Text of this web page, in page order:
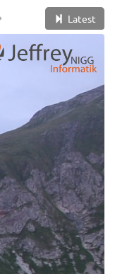
Latest